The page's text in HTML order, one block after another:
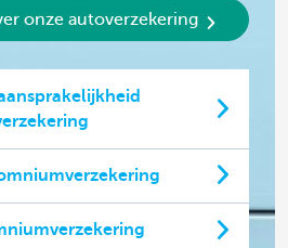
onze autoverzekering